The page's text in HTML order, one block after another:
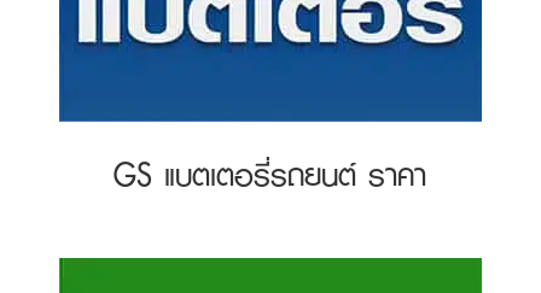
GS แบตเตอรี่รถยนต์ ราคา